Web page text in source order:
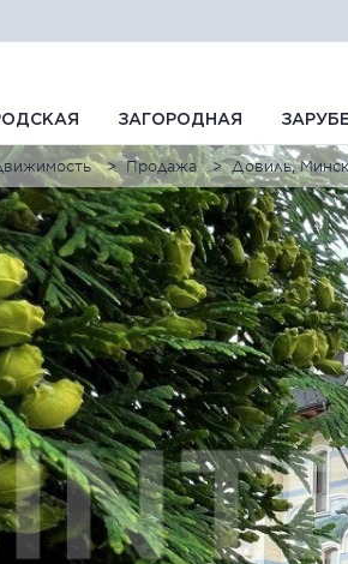
ЗАГОРОДНАЯ
Продажа Довиль,